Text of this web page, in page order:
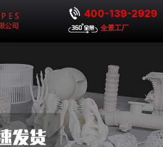
400-139-2929
全景工厂